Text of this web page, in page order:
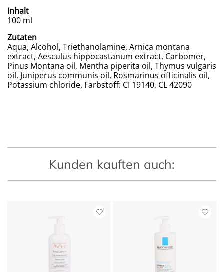
Inhalt
100 ml
Zutaten
Aqua, Alcohol, Triethanolamine, Arnica montana
extract, Aesculus hippocastanum extract, Carbomer,
Pinus Montana oil, Mentha piperita oil, Thymus vulgaris
oil, Juniperus communis oil, Rosmarinus officinalis oil,
Potassium chloride, Farbstoff: CI 19140, CL 42090
Kunden kauften auch: